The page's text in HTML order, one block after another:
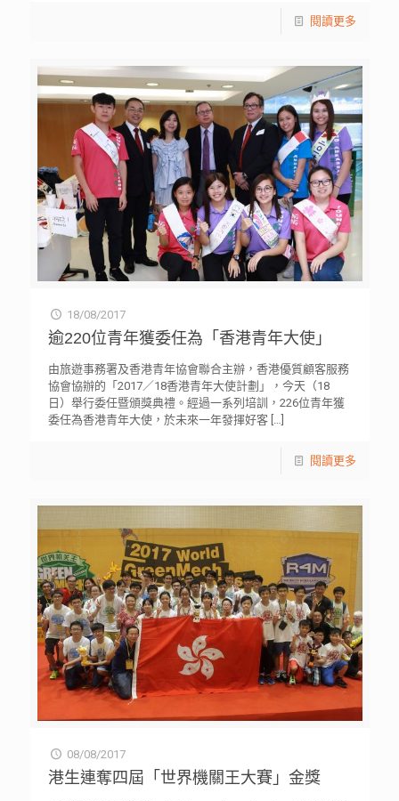
閱讀更多
18/08/2017
逾220位青年獲委任為「香港青年大使」
由旅遊事務署及香港青年協會聯合主辦，香港優質顧客服務
協會協辦的「2017／18香港青年大使計劃」，今天（18
日）舉行委任暨頒獎典禮。經過一系列培訓，226位青年獲
委任為香港青年大使，於未來一年發揮好客[…]
閱讀更多
08/08/2017
港生連奪四屆「世界機關王大賽」金獎